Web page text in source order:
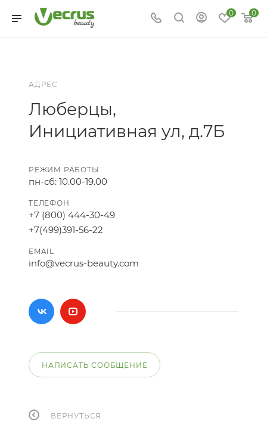
0 0
АДРЕС
Люберцы,
Инициативная ул, д.7Б
РЕЖИМ РАБОТЫ
пн-сб: 10.00-19.00
ТЕЛЕФОН
+7 (800) 444-30-49
+7(499)391-56-22
EMAIL
info@vecrus-beauty.com
НАПИСАТЬ СООБЩЕНИЕ
ВЕРНУТЬСЯ